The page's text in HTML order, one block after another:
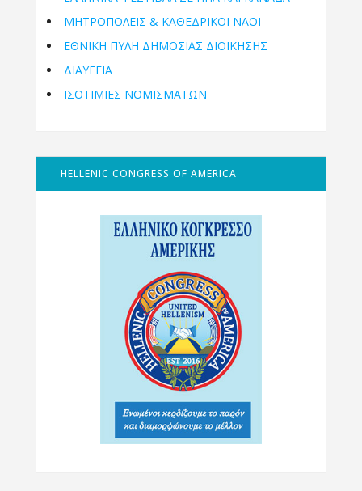
ΜΗΤΡΟΠΌΛΕΙΣ & ΚΑΘΕΔΡΙΚΟΊ ΝΑΟΊ
ΕΘΝΙΚΉ ΠΎΛΗ ΔΗΜΌΣΙΑΣ ΔΙΟΊΚΗΣΗΣ
ΔΙΑΥΓΕΙΑ
ΙΣΟΤΙΜΙΕΣ ΝΟΜΙΣΜΑΤΩΝ
HELLENIC CONGRESS OF AMERICA